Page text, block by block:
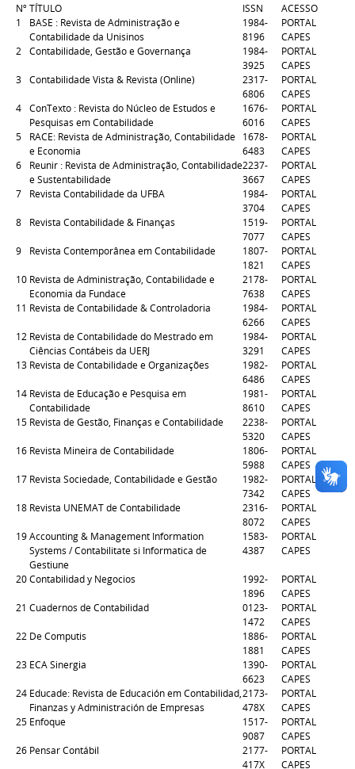
Nº TÍTULO ISSN
ACESSO
1
BASE : Revista de Administração e
Contabilidade da Unisinos
1984-
8196
PORTAL
CAPES
2 Contabilidade, Gestão e Governança
1984-
3925
PORTAL
CAPES
3 Contabilidade Vista & Revista (Online)
2317-
6806
PORTAL
CAPES
4 ConTexto : Revista do Núcleo de Estudos e
Pesquisas em Contabilidade
1676-
6016
PORTAL
CAPES
5
RACE: Revista de Administração, Contabilidade
e Economia
1678-
6483
PORTAL
CAPES
6
Reunir : Revista de Administração, Contabilidade
e Sustentabilidade
2237-
3667
PORTAL
CAPES
7
Revista Contabilidade da UFBA
1984-
3704
PORTAL
CAPES
8
Revista Contabilidade & Finanças
1519-
7077
PORTAL
CAPES
9
Revista Contemporânea em Contabilidade
1807-
1821
PORTAL
CAPES
10 Revista de Administração, Contabilidade e
Economia da Fundace
2178-
7638
PORTAL
CAPES
11 Revista de Contabilidade & Controladoria
1984-
6266
PORTAL
CAPES
12 Revista de Contabilidade do Mestrado em
Ciências Contábeis da UERJ
1984-
3291
PORTAL
CAPES
13 Revista de Contabilidade e Organizações
1982-
6486
PORTAL
CAPES
14 Revista de Educação e Pesquisa em
Contabilidade
1981-
8610
PORTAL
CAPES
15 Revista de Gestão, Finanças e Contabilidade
2238-
5320
PORTAL
CAPES
16 Revista Mineira de Contabilidade
1806-
5988
PORTAL
CAPES
17 Revista Sociedade, Contabilidade e Gestão
1982-
7342
PORTAL
CAPES
18 Revista UNEMAT de Contabilidade
2316-
8072
PORTAL
CAPES
19Accounting & Management Information
Systems / Contabilitate si Informatica de
Gestiune
1583-
4387
PORTAL
CAPES
20Contabilidad y Negocios
1992-
1896
PORTAL
CAPES
21 Cuadernos de Contabilidad
0123-
1472
PORTAL
CAPES
22 De Computis
1886-
1881
PORTAL
CAPES
23 ECA Sinergia
1390-
6623
PORTAL
CAPES
24 Educade: Revista de Educación em Contabilidad,
Finanzas y Administración de Empresas
2173-
478X
PORTAL
CAPES
25 Enfoque
1517-
9087
PORTAL
CAPES
26 Pensar Contábil
2177-
417X
PORTAL
CAPES